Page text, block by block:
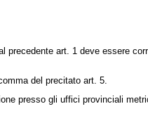
art. 1 deve essere
del precitato art. 5.
presso gli uffici provinciali